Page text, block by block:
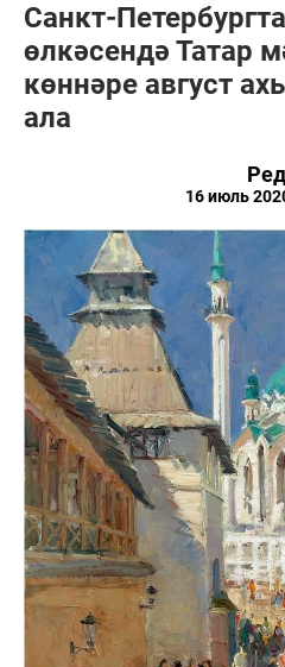
Санкт-
өлкәсендә Татар
көннәре август
ала
16 июль